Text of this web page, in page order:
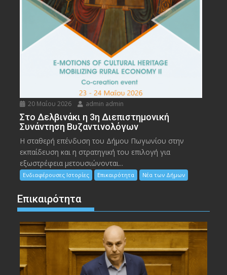
20 Μαΐου 2026 admin admin
Στο Δελβινάκι η 3η Διεπιστημονική
Συνάντηση Βυζαντινολόγων
Η σταθερή επένδυση του Δήμου Πωγωνίου στην
εκπαίδευση και η στρατηγική του επιλογή για
εξωστρέφεια μετουσιώνονται...
Ενδιαφέρουσες Ιστορίες Επικαιρότητα Νέα των Δήμων
Επικαιρότητα